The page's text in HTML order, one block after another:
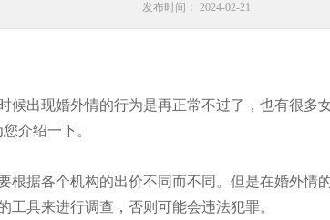
发布时间： 2024-02-21
出现婚外情的行为是再正常不过了，也有很多
介绍一下。
据各个机构的出价不同而不同。但是在婚外情
具来进行调查，否则可能会违法犯罪。